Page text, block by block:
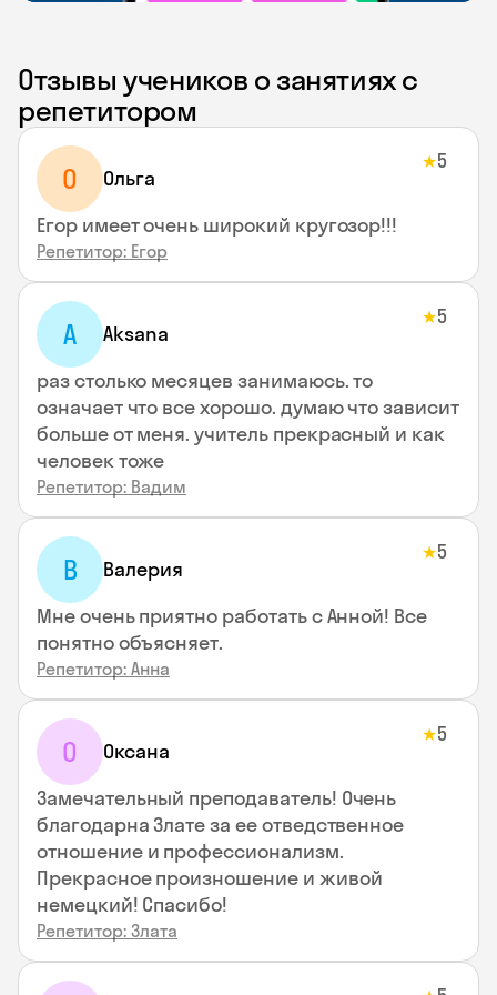
Отзывы учеников о занятиях с
репетитором
О Ольга
★5
Егор имеет очень широкий кругозор!!!
Репетитор: Егор
A Aksana
★5
раз столько месяцев занимаюсь. то
означает что все хорошо. думаю что зависит
больше от меня. учитель прекрасный и как
человек тоже
Репетитор: Вадим
В Валерия
★5
Мне очень приятно работать с Анной! Все
понятно объясняет.
Репетитор: Анна
О Оксана
★5
Замечательный преподаватель! Очень
благодарна Злате за ее отведственное
отношение и профессионализм.
Прекрасное произношение и живой
немецкий! Спасибо!
Репетитор: Злата